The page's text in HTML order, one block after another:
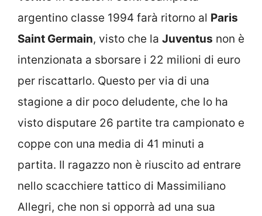
argentino classe 1994 farà ritorno al Paris
Saint Germain, visto che la Juventus non è
intenzionata a sborsare i 22 milioni di euro
per riscattarlo. Questo per via di una
stagione a dir poco deludente, che lo ha
visto disputare 26 partite tra campionato e
coppe con una media di 41 minuti a
partita. Il ragazzo non è riuscito ad entrare
nello scacchiere tattico di Massimiliano
Allegri, che non si opporrà ad una sua